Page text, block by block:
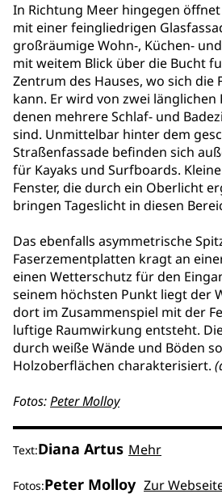
In Richtung Meer hingegen
mit einer feingliedrigen
großräumige Wohn-, Küchen-
mit weitem Blick über die Bucht
Zentrum des Hauses, wo sich die
kann. Er wird von zwei länglichen
denen mehrere Schlaf- und
sind. Unmittelbar hinter dem
Straßenfassade befinden sich
für Kayaks und Surfboards.
Fenster, die durch ein Oberlicht
bringen Tageslicht in diesen
Das ebenfalls asymmetrische
Faserzementplatten kragt an
einen Wetterschutz für den
seinem höchsten Punkt liegt der
dort im Zusammenspiel mit der
luftige Raumwirkung entsteht.
durch weiße Wände und Böden
Holzoberflächen charakterisiert.
Fotos:Peter Molloy
Text:Diana Artus Mehr
Fotos:Peter Molloy Zur